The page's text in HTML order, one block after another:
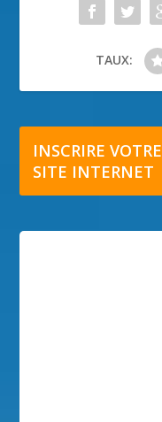
TAUX:
INSCRIRE VOTRE
SITE INTERNET